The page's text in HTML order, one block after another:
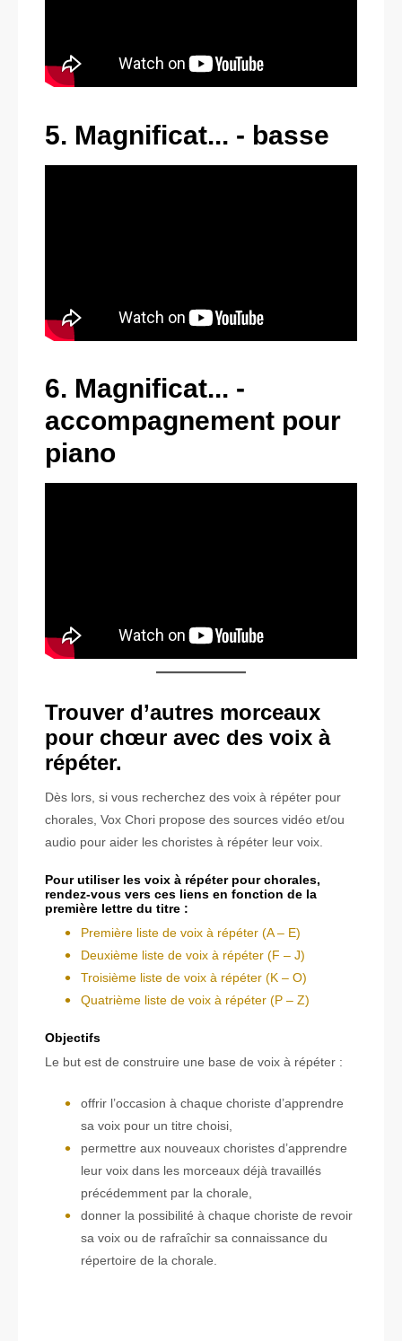
5. Magnificat... - basse
6. Magnificat... -
accompagnement pour
piano
Trouver d’autres morceaux
pour chœur avec des voix à
répéter.
Dès lors, si vous recherchez des voix à répéter pour
chorales, Vox Chori propose des sources vidéo et/ou
audio pour aider les choristes à répéter leur voix.
Pour utiliser les voix à répéter pour chorales,
rendez-vous vers ces liens en fonction de la
première lettre du titre :
Première liste de voix à répéter (A – E)
Deuxième liste de voix à répéter (F – J)
Troisième liste de voix à répéter (K – O)
Quatrième liste de voix à répéter (P – Z)
Objectifs
Le but est de construire une base de voix à répéter :
offrir l’occasion à chaque choriste d’apprendre
sa voix pour un titre choisi,
permettre aux nouveaux choristes d’apprendre
leur voix dans les morceaux déjà travaillés
précédemment par la chorale,
donner la possibilité à chaque choriste de revoir
sa voix ou de rafraîchir sa connaissance du
répertoire de la chorale.